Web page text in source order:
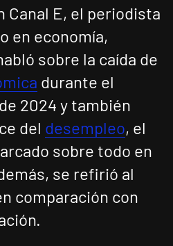
Canal E, el periodista
en economía,
sobre la caída de
durante el
2024 y también
del desempleo, el
sobre todo en
se refirió al
comparación con